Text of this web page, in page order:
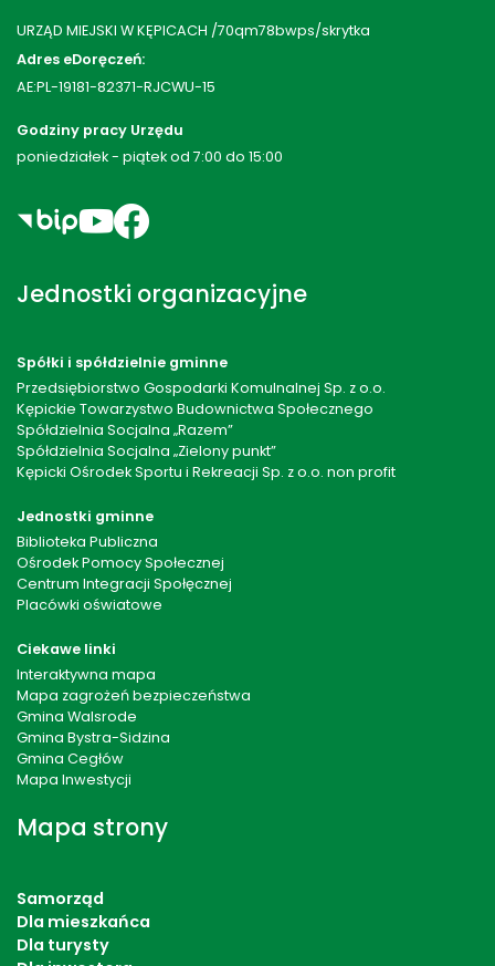
URZĄD MIEJSKI W KĘPICACH /70qm78bwps/skrytka
Adres eDoręczeń:
AE:PL-19181-82371-RJCWU-15
Godziny pracy Urzędu
poniedziałek - piątek od 7:00 do 15:00
Jednostki organizacyjne
Spółki i spółdzielnie gminne
Przedsiębiorstwo Gospodarki Komulnalnej Sp. z o.o.
Kępickie Towarzystwo Budownictwa Społecznego
Spółdzielnia Socjalna „Razem”
Spółdzielnia Socjalna „Zielony punkt”
Kępicki Ośrodek Sportu i Rekreacji Sp. z o.o. non profit
Jednostki gminne
Biblioteka Publiczna
Ośrodek Pomocy Społecznej
Centrum Integracji Społęcznej
Placówki oświatowe
Ciekawe linki
Interaktywna mapa
Mapa zagrożeń bezpieczeństwa
Gmina Walsrode
Gmina Bystra-Sidzina
Gmina Cegłów
Mapa Inwestycji
Mapa strony
Samorząd
Dla mieszkańca
Dla turysty